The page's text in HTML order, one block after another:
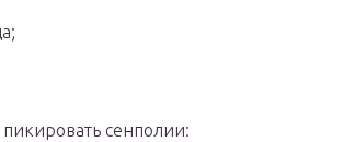
сенполии: